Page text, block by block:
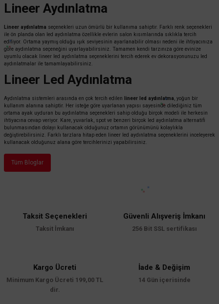
Lineer Aydınlatma
Lineer aydınlatma seçenekleri uzun ömürlü bir kullanıma sahiptir. Farklı renk seçenekleri
ile ön planda olan led aydınlatma özellikle evlerin salon kısımlarında sıklıkla tercih
ediliyor. Ortama yaymış olduğu ışık seviyesinin ayarlanabilir olması nedeni ile ihtiyacınıza
göre aydınlatma seçeneğini uyarlayabilirsiniz. Tamamen kendi tarzınıza göre evinize
uyumlu olacak lineer led aydınlatma seçeneklerini tercih ederek ev dekorasyonunuzu led
aydınlatmalar ile tamamlayabilirsiniz.
Lineer Led Aydınlatma
Aydınlatma sistemleri arasında en çok tercih edilen lineer led aydınlatma , yoğun bir
kullanım alanına sahiptir. Her isteğe göre uyarlanan yapısı sayesinde dilediğiniz tüm
ortama ayak uyduran bu aydınlatma seçenekleri sahip olduğu birçok modeli ile herkesin
ihtiyacına cevap veriyor. Kare, yuvarlak, spot ve benzeri birçok led aydınlatma alternatifi
bulunmasından dolayı kullanacak olduğunuz ortamın görünümünü kolaylıkla
değiştirebilirsiniz. Farklı tarzlara hitap eden lineer led aydınlatma seçeneklerini inceleyerek
kullanacak olduğunuz alana göre tercihlerinizi yapabilirsiniz.
Tüm Bloglar
Taksit Seçenekleri
Taksit İmkanı
Güvenli Alışveriş İmkanı
256 Bit SSL sertifikası
Kargo Ücreti
Minimum Kargo Ücreti 199,00 TL
dir.
İade & Değişim
14 Gün içerisinde